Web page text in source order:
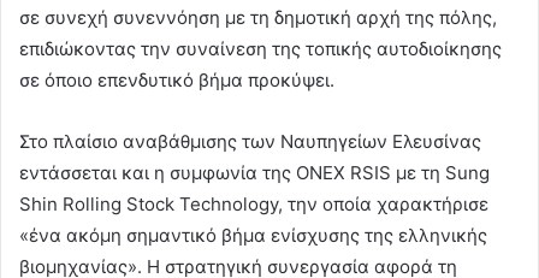
σε συνεχή συνεννόηση με τη δημοτική αρχή της πόλης,
επιδιώκοντας την συναίνεση της τοπικής αυτοδιοίκησης
σε όποιο επενδυτικό βήμα προκύψει.
Στο πλαίσιο αναβάθμισης των Ναυπηγείων Ελευσίνας
εντάσσεται και η συμφωνία της ONEX RSIS με τη Sung
Shin Rolling Stock Technology, την οποία χαρακτήρισε
«ένα ακόμη σημαντικό βήμα ενίσχυσης της ελληνικής
βιομηχανίας». Η στρατηγική συνεργασία αφορά τη